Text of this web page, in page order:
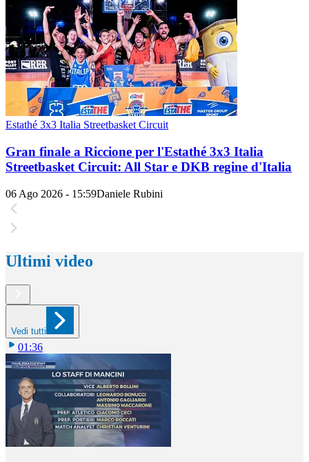
Estathé 3x3 Italia Streetbasket Circuit
Gran finale a Riccione per l'Estathé 3x3 Italia
Streetbasket Circuit: All Star e DKB regine d'Italia
06 Ago 2026 - 15:59Daniele Rubini
Ultimi video
Vedi tutti
01:36